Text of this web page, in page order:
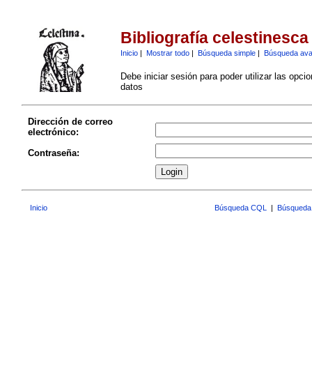
Bibliografía celestinesca
Inicio| Mostrar todo| Búsqueda simple| Búsqueda
Debe iniciar sesión para poder utilizar las
datos
Dirección de correo
electrónico:
Contraseña:
Inicio Búsqueda CQL |